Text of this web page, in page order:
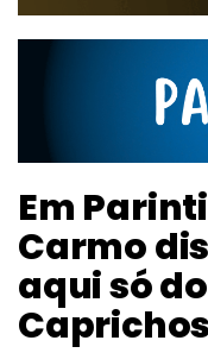
Em
Carmo
aqui só